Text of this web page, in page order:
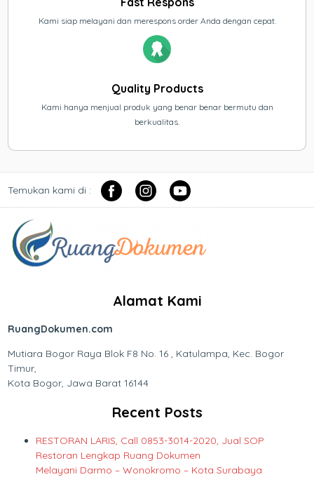
Kami siap melayani dan merespons order Anda dengan cepat.
Quality Products
Kami hanya menjual produk yang benar benar bermutu dan
berkualitas.
Temukan kami di :
Alamat Kami
RuangDokumen.com
Mutiara Bogor Raya Blok F8 No. 16 , Katulampa, Kec. Bogor
Timur,
Kota Bogor, Jawa Barat 16144
Recent Posts
RESTORAN LARIS, Call 0853-3014-2020, Jual SOP
Restoran Lengkap Ruang Dokumen
Melayani Darmo – Wonokromo – Kota Surabaya